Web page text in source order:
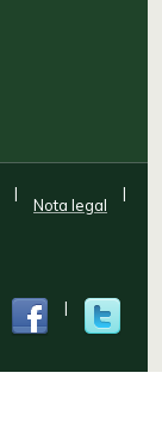
|
Nota legal
|
|